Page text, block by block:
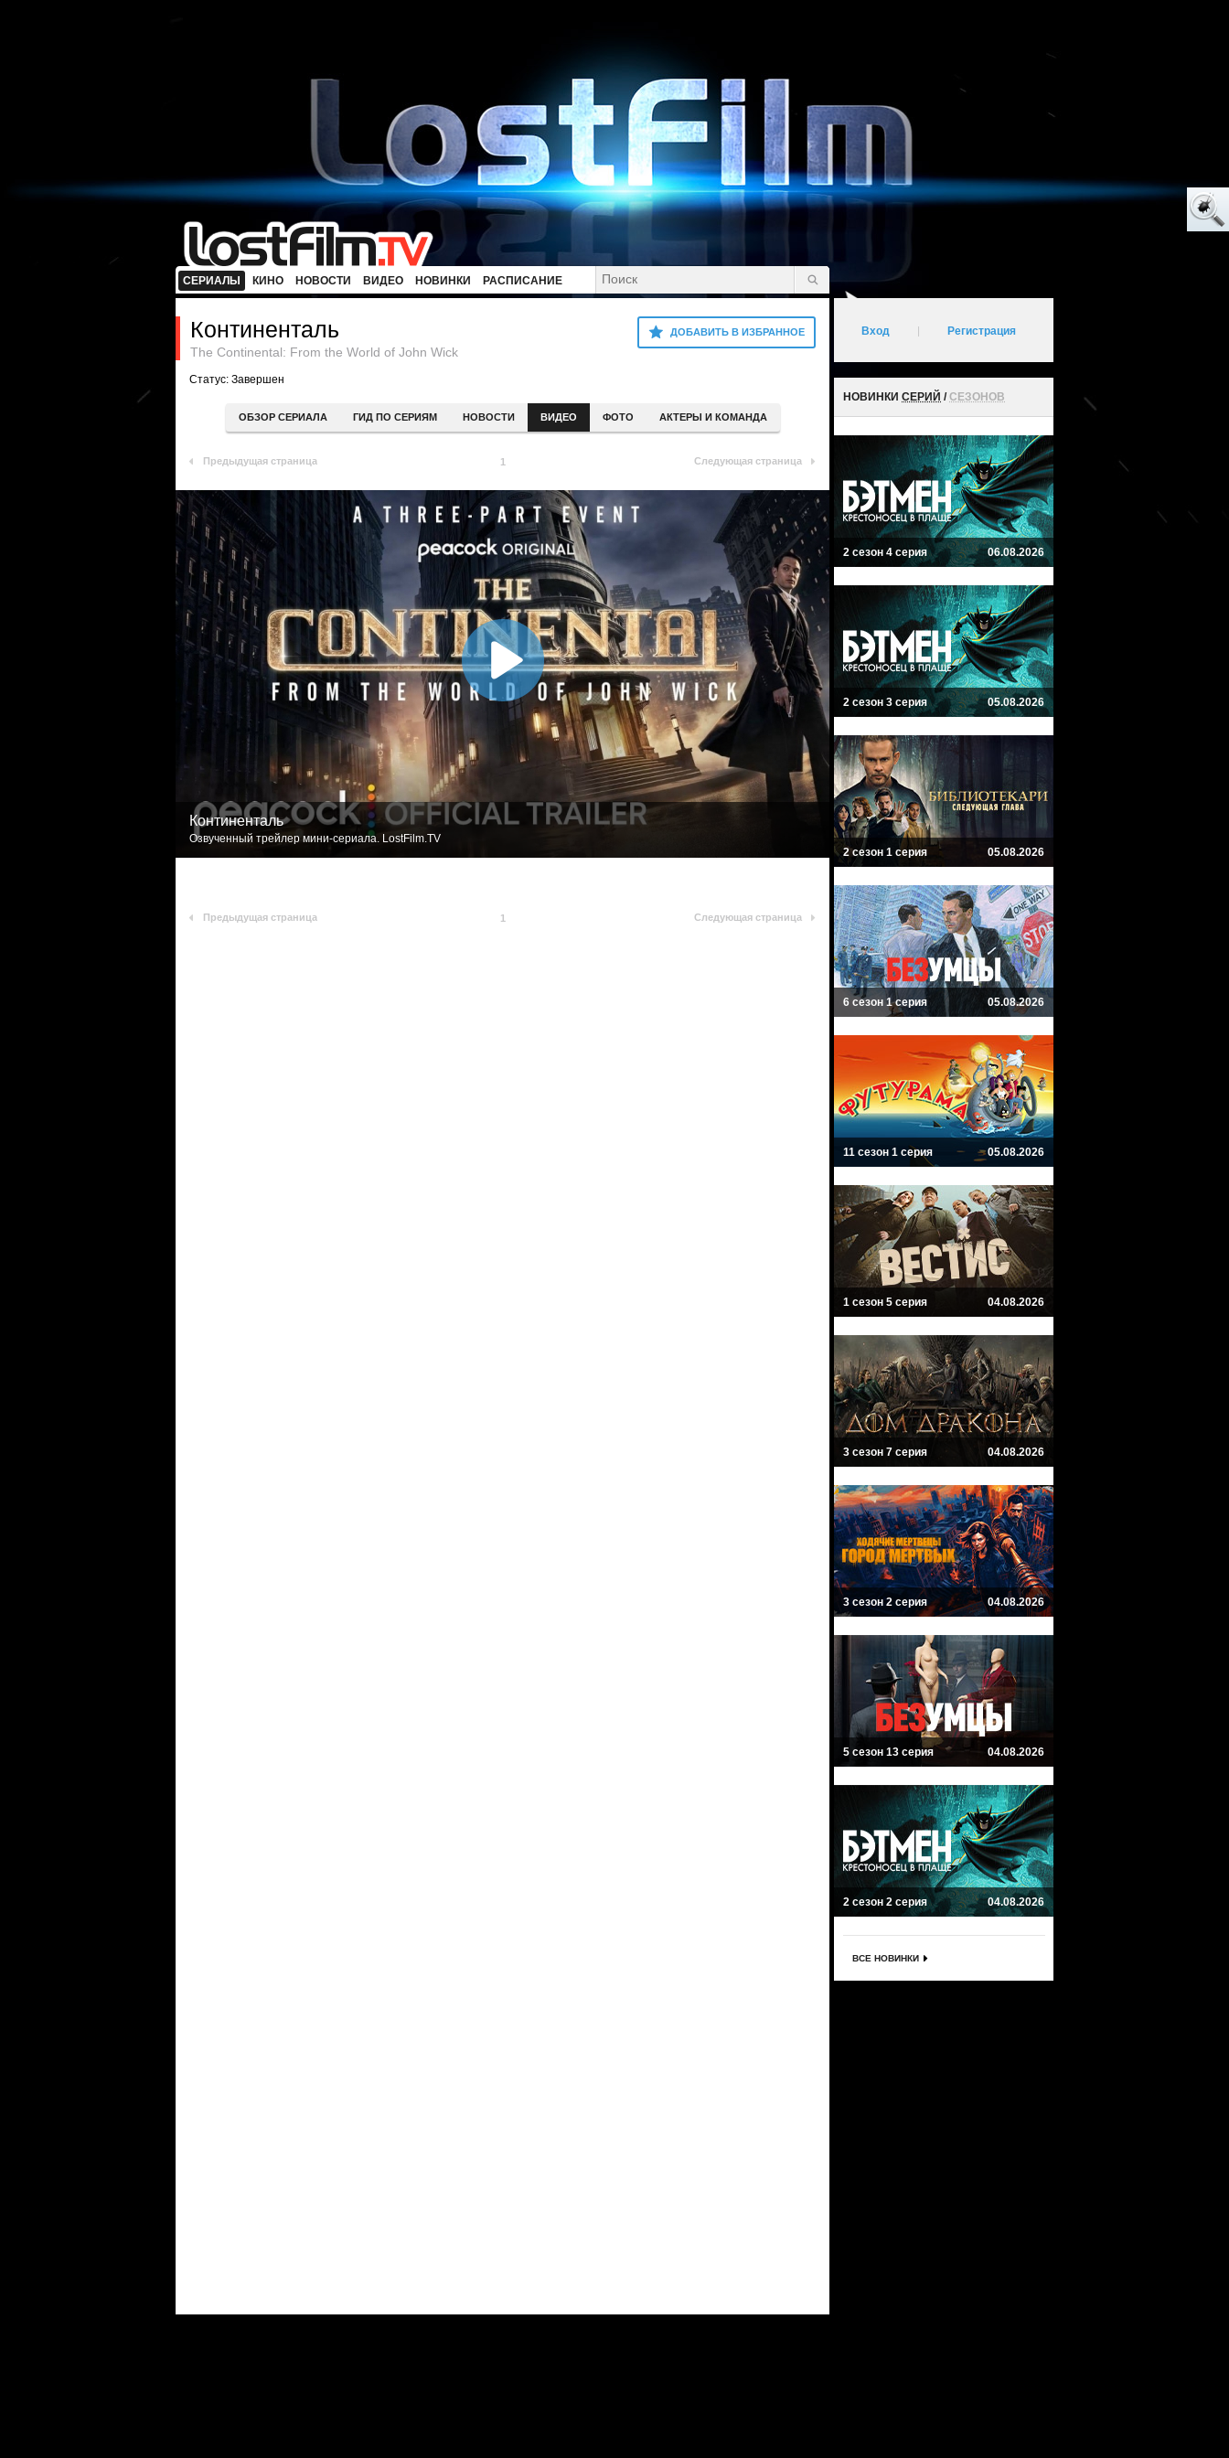
СЕРИАЛЫ КИНО НОВОСТИ ВИДЕО НОВИНКИ РАСПИСАНИЕ
ДОБАВИТЬ В ИЗБРАННОЕ
Континенталь
The Continental: From the World of John Wick
Статус: Завершен
ОБЗОР СЕРИАЛА ГИД ПО СЕРИЯМ НОВОСТИ ВИДЕО ФОТО АКТЕРЫ И КОМАНДА
Предыдущая страница 1 Следующая страница
Континенталь
Озвученный трейлер мини-сериала. LostFilm.TV
Предыдущая страница 1 Следующая страница
Вход Регистрация
НОВИНКИ СЕРИЙ /СЕЗОНОВ
2 сезон 4 серия 06.08.2026
2 сезон 3 серия 05.08.2026
2 сезон 1 серия 05.08.2026
6 сезон 1 серия 05.08.2026
11 сезон 1 серия 05.08.2026
1 сезон 5 серия 04.08.2026
3 сезон 7 серия 04.08.2026
3 сезон 2 серия 04.08.2026
5 сезон 13 серия 04.08.2026
2 сезон 2 серия 04.08.2026
ВСЕ НОВИНКИ